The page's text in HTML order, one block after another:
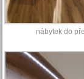
nábytek do